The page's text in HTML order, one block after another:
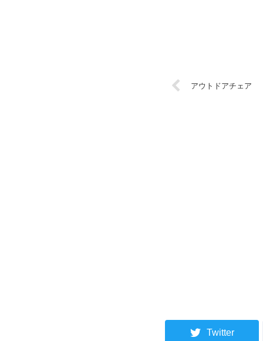
アウトドアチェア
Twitter